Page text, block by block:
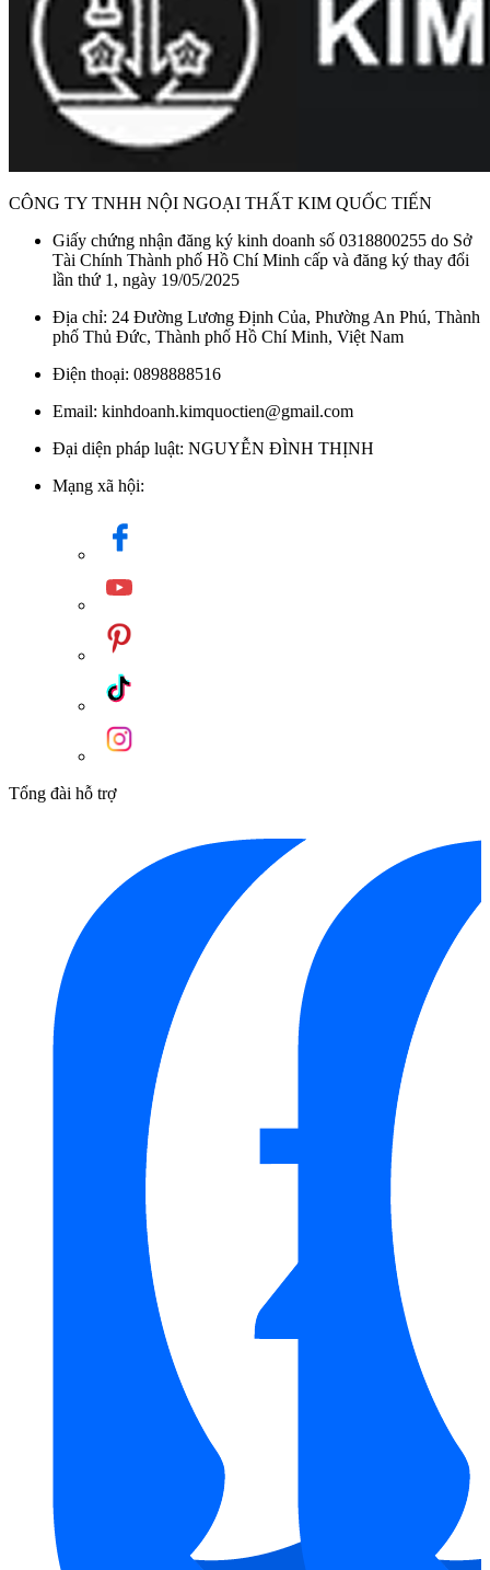
CÔNG TY TNHH NỘI NGOẠI THẤT KIM QUỐC TIẾN
Giấy chứng nhận đăng ký kinh doanh số 0318800255 do Sở
Tài Chính Thành phố Hồ Chí Minh cấp và đăng ký thay đổi
lần thứ 1, ngày 19/05/2025
Địa chỉ: 24 Đường Lương Định Của, Phường An Phú, Thành
phố Thủ Đức, Thành phố Hồ Chí Minh, Việt Nam
Điện thoại: 0898888516
Email: kinhdoanh.kimquoctien@gmail.com
Đại diện pháp luật: NGUYỄN ĐÌNH THỊNH
Mạng xã hội:
Tổng đài hỗ trợ